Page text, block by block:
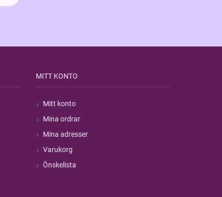
MITT KONTO
Mitt konto
Mina ordrar
Mina adresser
Varukorg
Önskelista